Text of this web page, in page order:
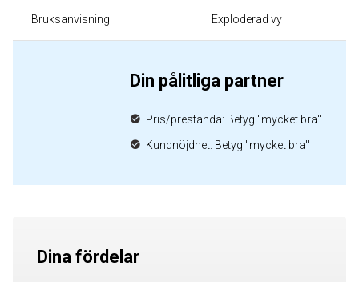
Bruksanvisning Exploderad vy
Din pålitliga partner
Pris/prestanda: Betyg "mycket bra"
Kundnöjdhet: Betyg "mycket bra"
Dina fördelar